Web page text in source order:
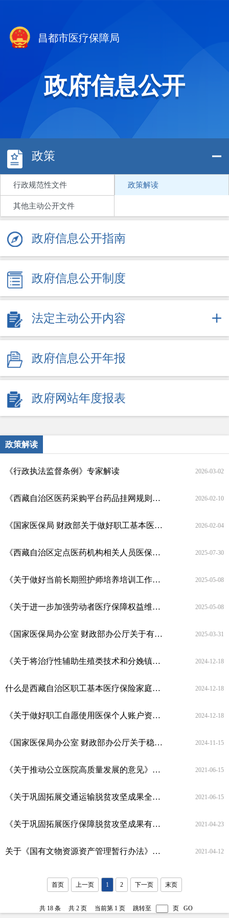
昌都市医疗保障局
政府信息公开
政策
行政规范性文件 政策解读
其他主动公开文件
政府信息公开指南
政府信息公开制度
法定主动公开内容
政府信息公开年报
政府网站年度报表
政策解读
《行政执法监督条例》专家解读 2026-03-02
《西藏自治区医药采购平台药品挂网规则（试行）》政策解读 2026-02-10
《国家医保局 财政部关于做好职工基本医疗保险个人账户跨省共济工作的通知》政策解读 2026-02-04
《西藏自治区定点医药机构相关人员医保支付资格管理实施细则（试行）》政策解读 2025-07-30
《关于做好当前长期照护师培养培训工作的通知》政策解读 2025-05-08
《关于进一步加强劳动者医疗保障权益维护工作的通知》政策解读 2025-05-08
《国家医保局办公室 财政部办公厅关于有序推进省内异地就医住院费用纳入按病种付费管理的通知》政策解读 2025-03-31
《关于将治疗性辅助生殖类技术和分娩镇痛医疗服务项目纳入我区医保基金支付范围的通知》政策解读 2024-12-18
什么是西藏自治区职工基本医疗保险家庭账户共济保障机制？如何绑定家庭共济成员？ 2024-12-18
《关于做好职工自愿使用医保个人账户资金购买商业健康保险和意外伤害保险工作的通知》政策解读 2024-12-18
《国家医保局办公室 财政部办公厅关于稳妥有序扩大跨省直接结算门诊慢特病病种范围的通知》政策解读 2024-11-15
《关于推动公立医院高质量发展的意见》政策解读 2021-06-15
《关于巩固拓展交通运输脱贫攻坚成果全面推进乡村振兴的实施意见》解读 2021-06-15
《关于巩固拓展医疗保障脱贫攻坚成果有效衔接乡村振兴战略的实施意见》政策解读 2021-04-23
关于《国有文物资源资产管理暂行办法》的解读 2021-04-12
首页 上一页 1 2 下一页 末页
共 18 条 共 2 页 当前第 1 页 跳转至 页 GO